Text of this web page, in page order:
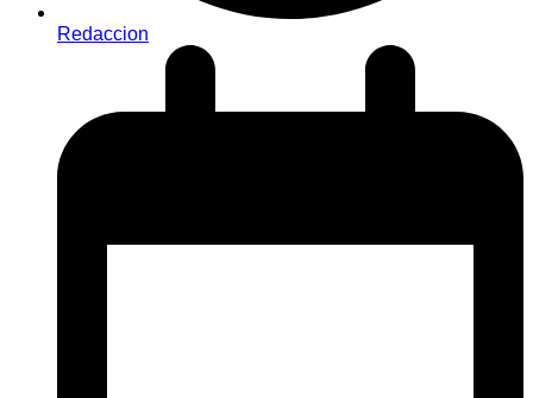
Redaccion